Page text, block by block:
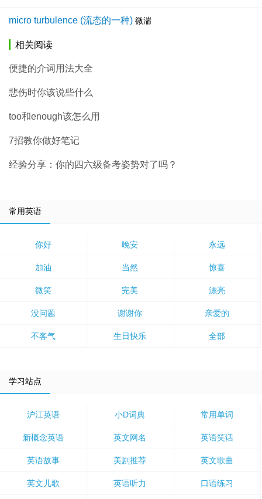
micro turbulence (流态的一种) 微湍
相关阅读
便捷的介词用法大全
悲伤时你该说些什么
too和enough该怎么用
7招教你做好笔记
经验分享：你的四六级备考姿势对了吗？
常用英语
你好 晚安 永远
加油 当然 惊喜
微笑 完美 漂亮
没问题 谢谢你 亲爱的
不客气 生日快乐 全部
学习站点
沪江英语 小D词典 常用单词
新概念英语 英文网名 英语笑话
英语故事 美剧推荐 英文歌曲
英文儿歌 英语听力 口语练习